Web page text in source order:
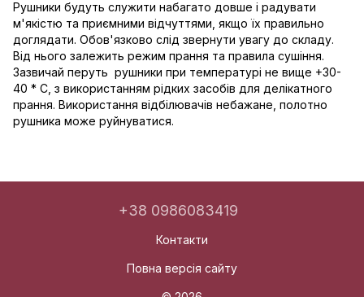
Рушники будуть служити набагато довше і радувати
м'якістю та приємними відчуттями, якщо їх правильно
доглядати. Обов'язково слід звернути увагу до складу.
Від нього залежить режим прання та правила сушіння.
Зазвичай перуть рушники при температурі не вище +30-
40 * С, з використанням рідких засобів для делікатного
прання. Використання відбілювачів небажане, полотно
рушника може руйнуватися.
+38 0986083419
Контакти
Повна версія сайту